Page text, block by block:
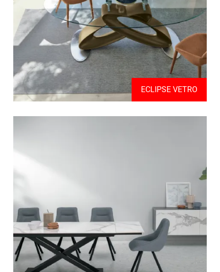
ECLIPSE VETRO